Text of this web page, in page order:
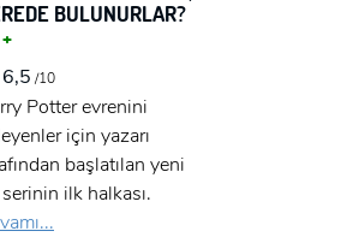
BULUNURLAR?
6,5 /10
Potter evrenini
için yazarı
başlatılan yeni
ilk halkası.